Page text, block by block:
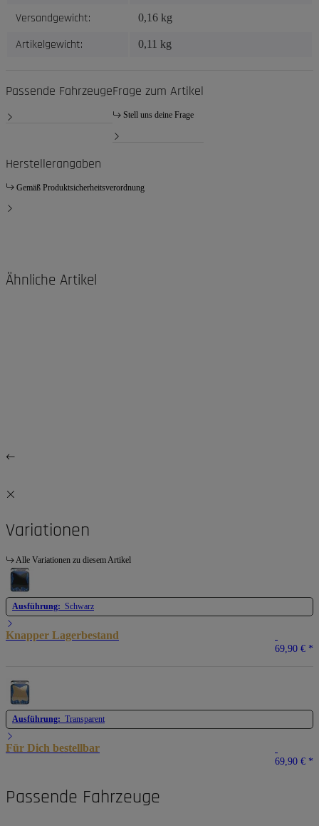
Versandgewicht: 0,16 kg
Artikelgewicht: 0,11 kg
Passende FahrzeugeFrage zum Artikel
Stell uns deine Frage
Herstellerangaben
Gemäß Produktsicherheitsverordnung
Ähnliche Artikel
Variationen
Alle Variationen zu diesem Artikel
Ausführung: Schwarz
Knapper Lagerbestand
69,90 € *
Ausführung: Transparent
Für Dich bestellbar
69,90 € *
Passende Fahrzeuge